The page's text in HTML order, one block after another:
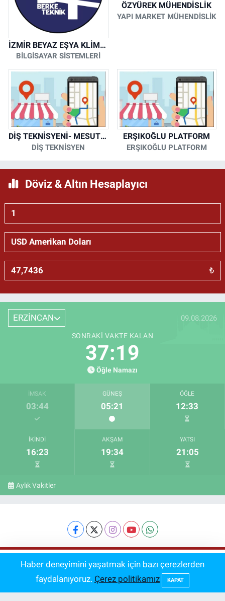
İZMİR BEYAZ EŞYA KLİMA KOMBİ SERVİSİ
BİLGİSAYAR SİSTEMLERİ
ÖZYÜREK MÜHENDİSLİK
YAPI MARKET MÜHENDİSLİK
DİŞ TEKNİSYENİ- MESUT KORKMAZ
DİŞ TEKNİSYEN
ERŞIKOĞLU PLATFORM
ERŞIKOĞLU PLATFORM
Döviz & Altın Hesaplayıcı
₺
ERZİNCAN 09.08.2026
SONRAKI VAKTE KALAN
37:18
Öğle Namazı
İMSAK
03:44
GÜNEŞ
05:21
ÖĞLE
12:33
İKINDI
16:23
AKŞAM
19:34
YATSI
21:05
Aylık Vakitler
Haber deneyimini yaşatmak için bazı çerezlerden
faydalanıyoruz. Çerez politikamız KAPAT
14:45 Kıraat Hataları Namazı Bozar mı?
Fakihlerin Belirlediği Ölçüler Açıklandı